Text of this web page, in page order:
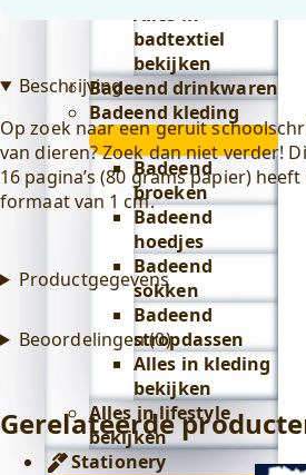
Alles in
badtextiel
bekijken
Badeend drinkwaren
Badeend kleding
submenu
Badeend
broeken
Badeend
hoedjes
Badeend
sokken
Badeend
stropdassen
Alles in kleding
bekijken
Alles in lifestyle
bekijken
Stationery
Beschrijving
Op zoek naar een geruit
van dieren? Zoek dan niet verder!
16 pagina’s (80 grams papier)
formaat van 1 cm.
Productgegevens
Beoordelingen (0)
Gerelateerde